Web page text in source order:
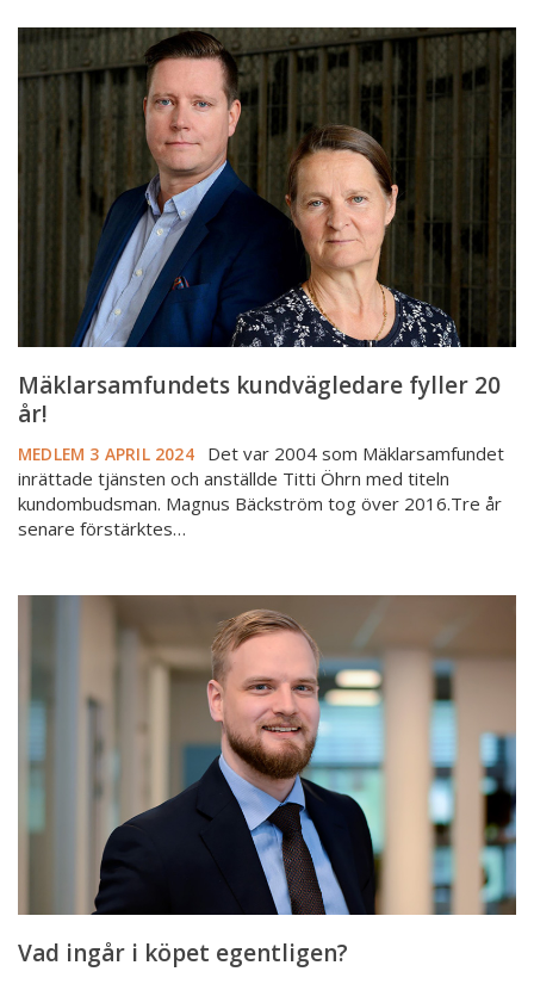
Mäklarsamfundets
kundvägledare
fyller
Mäklarsamfundets kundvägledare fyller 20
år!
MEDLEM 3 APRIL 2024
Det var 2004 som Mäklarsamfundet
inrättade tjänsten och anställde Titti Öhrn med titeln
kundombudsman. Magnus Bäckström tog över 2016.Tre år
senare förstärktes…
Vad
egentligen?
Vad ingår i köpet egentligen?